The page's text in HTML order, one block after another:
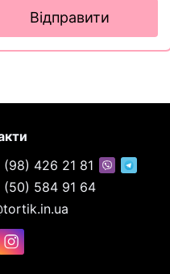
Відправити
426 21 81
(50) 584 91 64